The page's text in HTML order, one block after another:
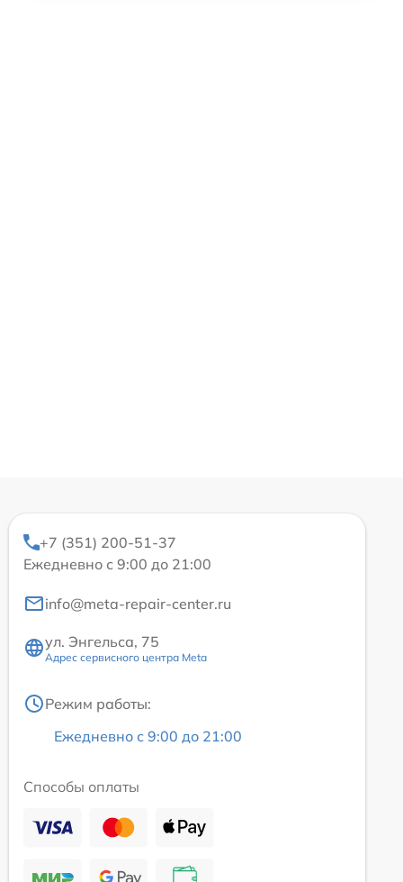
+7 (351) 200-51-37
Ежедневно с 9:00 до 21:00
info@meta-repair-center.ru
ул. Энгельса, 75
Адрес сервисного центра Meta
Режим работы:
Ежедневно с 9:00 до 21:00
Способы оплаты